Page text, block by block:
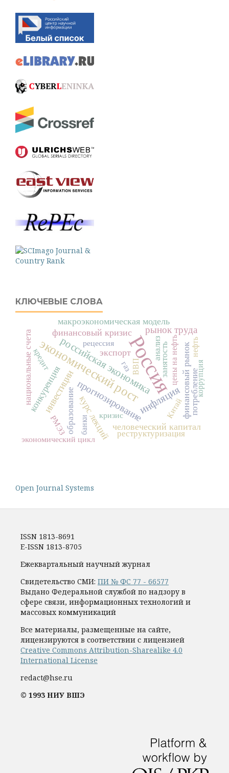
КЛЮЧЕВЫЕ СЛОВА
Россия
экономический ростинфляция
российская экономика
рынок труда
инвестициипрогнозирование
макроэкономическая модель
финансовый кризис
курс лекций финансовый рынок
конкуренция
экспорт
человеческий капитал
образование
занятость
национальные счета
реструктуризация
потребление
анализ
экономический цикл
Китай
газ
кризис
цены на нефть нефть
банки
коррупция
РМЭЗ
ВВП
рецессия
кредит
Open Journal Systems
ISSN 1813-8691
E-ISSN 1813-8705
Ежеквартальный научный журнал
Свидетельство СМИ: ПИ № ФС 77 - 66577
Выдано Федеральной службой по надзору в
сфере связи, информационных технологий и
массовых коммуникаций
Все материалы, размещенные на сайте,
лицензируются в соответствии с лицензией
Creative Commons Attribution-Sharealike 4.0
International License
redact@hse.ru
© 1993 НИУ ВШЭ